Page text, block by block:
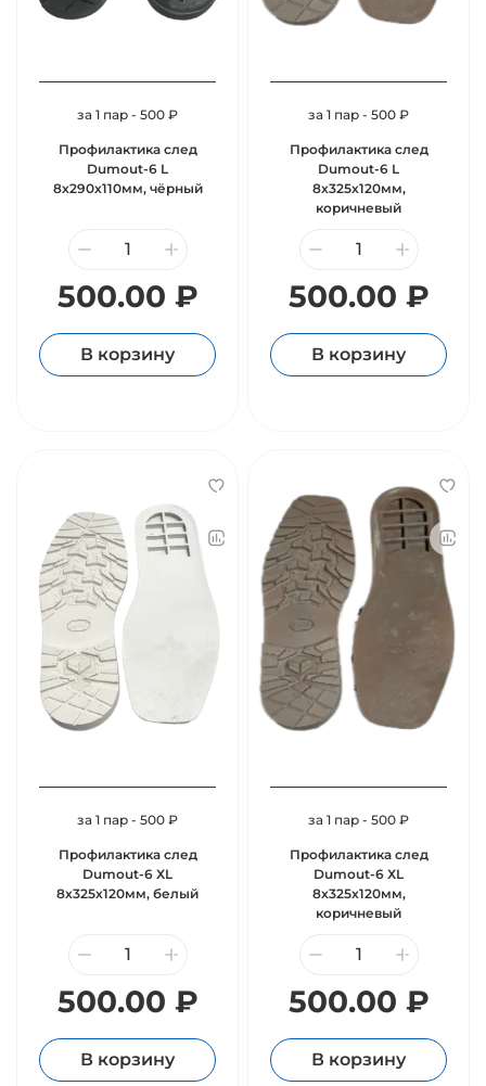
за 1 пар - 500 ₽
Профилактика след
Dumout-6 L
8х290х110мм, чёрный
500.00 ₽
В корзину
за 1 пар - 500 ₽
Профилактика след
Dumout-6 L
8х325х120мм,
коричневый
500.00 ₽
В корзину
за 1 пар - 500 ₽
Профилактика след
Dumout-6 ХL
8х325х120мм, белый
500.00 ₽
В корзину
за 1 пар - 500 ₽
Профилактика след
Dumout-6 ХL
8х325х120мм,
коричневый
500.00 ₽
В корзину